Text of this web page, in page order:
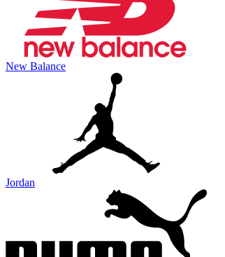
New Balance
Jordan